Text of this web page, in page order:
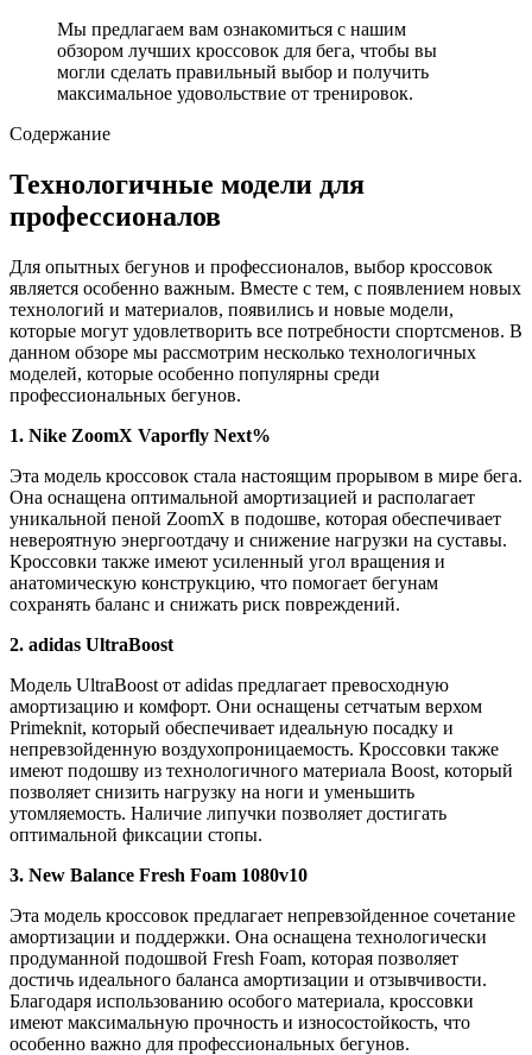
Мы предлагаем вам ознакомиться с нашим
обзором лучших кроссовок для бега, чтобы вы
могли сделать правильный выбор и получить
максимальное удовольствие от тренировок.
Содержание
Технологичные модели для
профессионалов
Для опытных бегунов и профессионалов, выбор кроссовок
является особенно важным. Вместе с тем, с появлением новых
технологий и материалов, появились и новые модели,
которые могут удовлетворить все потребности спортсменов. В
данном обзоре мы рассмотрим несколько технологичных
моделей, которые особенно популярны среди
профессиональных бегунов.
1. Nike ZoomX Vaporfly Next%
Эта модель кроссовок стала настоящим прорывом в мире бега.
Она оснащена оптимальной амортизацией и располагает
уникальной пеной ZoomX в подошве, которая обеспечивает
невероятную энергоотдачу и снижение нагрузки на суставы.
Кроссовки также имеют усиленный угол вращения и
анатомическую конструкцию, что помогает бегунам
сохранять баланс и снижать риск повреждений.
2. adidas UltraBoost
Модель UltraBoost от adidas предлагает превосходную
амортизацию и комфорт. Они оснащены сетчатым верхом
Primeknit, который обеспечивает идеальную посадку и
непревзойденную воздухопроницаемость. Кроссовки также
имеют подошву из технологичного материала Boost, который
позволяет снизить нагрузку на ноги и уменьшить
утомляемость. Наличие липучки позволяет достигать
оптимальной фиксации стопы.
3. New Balance Fresh Foam 1080v10
Эта модель кроссовок предлагает непревзойденное сочетание
амортизации и поддержки. Она оснащена технологически
продуманной подошвой Fresh Foam, которая позволяет
достичь идеального баланса амортизации и отзывчивости.
Благодаря использованию особого материала, кроссовки
имеют максимальную прочность и износостойкость, что
особенно важно для профессиональных бегунов.